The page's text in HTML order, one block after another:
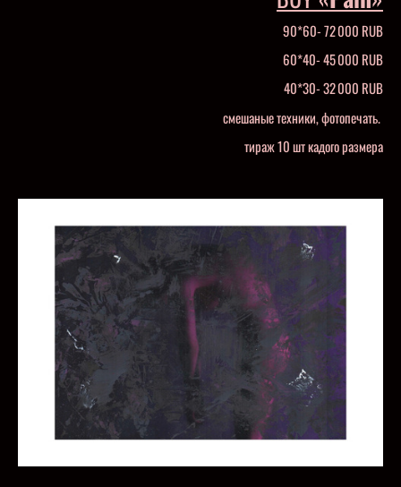
90*60- 72 000 RUB
60*40- 45 000 RUB
40*30- 32 000 RUB
смешаные техники, фотопечать.
тираж 10 шт кадого размера